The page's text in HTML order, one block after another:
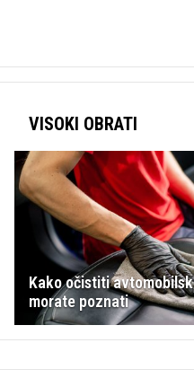
VISOKI OBRATI
Kako očistiti
morate poznati